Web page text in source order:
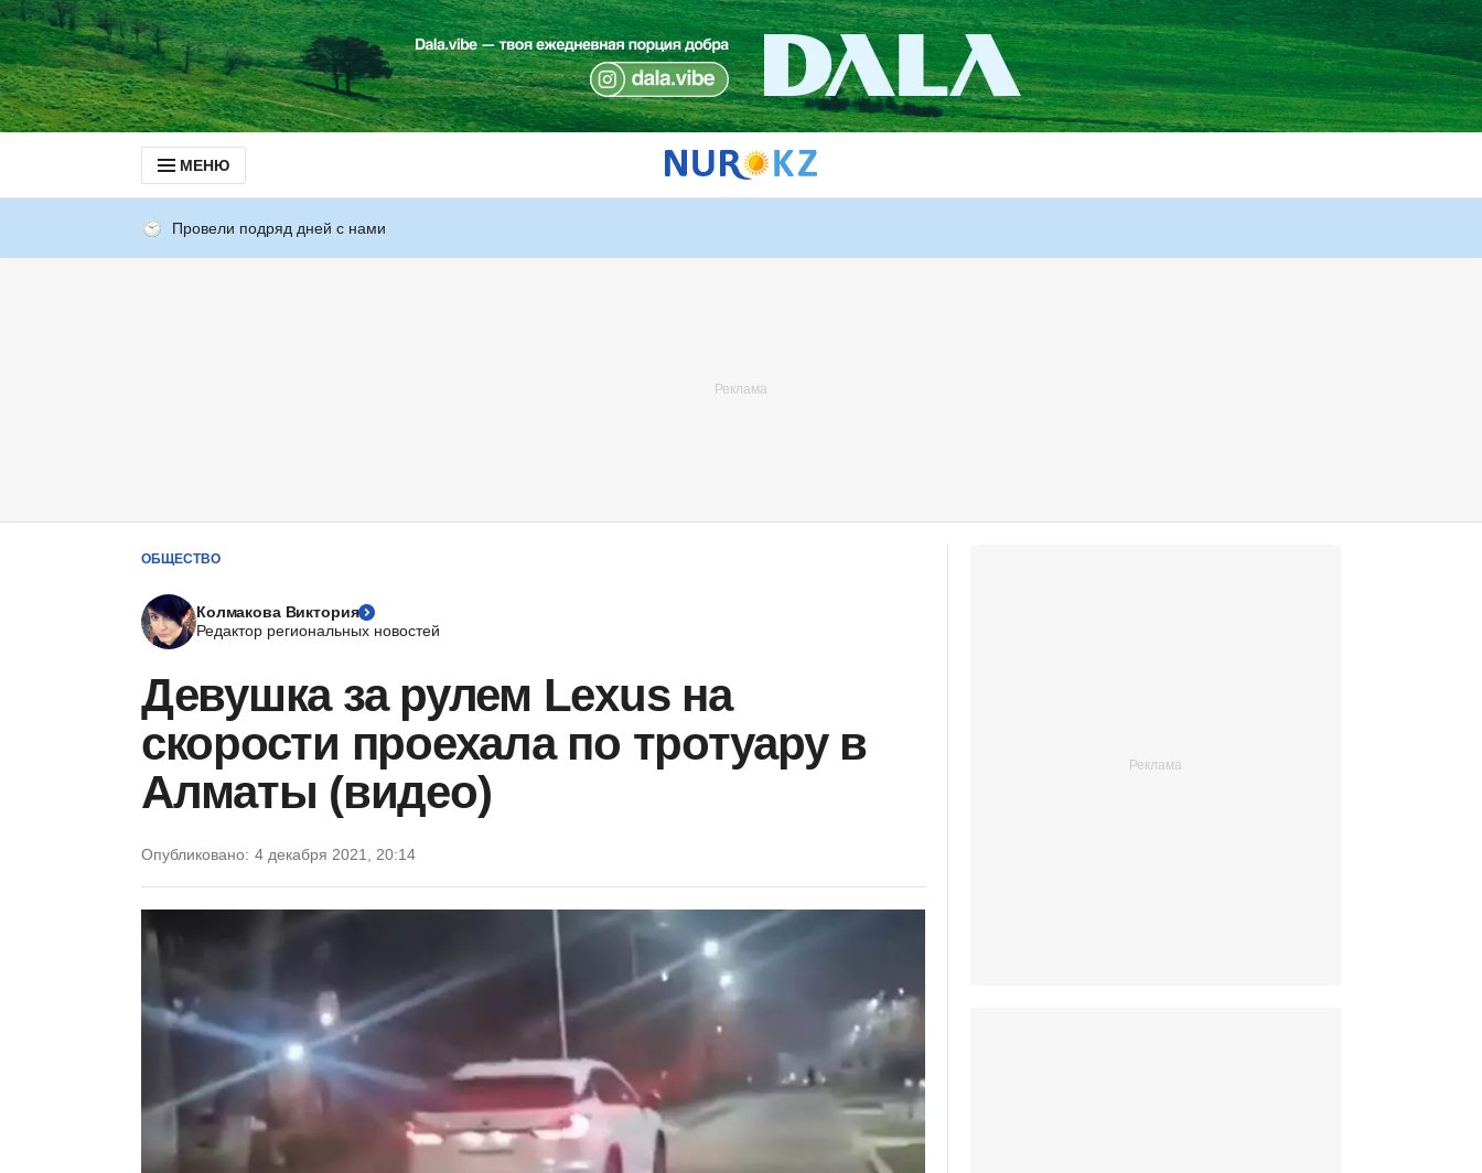
МЕНЮ
Провели подряд дней с нами
ОБЩЕСТВО
Колмакова Виктория
Редактор региональных новостей
Девушка за рулем Lexus на
скорости проехала по тротуару в
Алматы (видео)
Опубликовано: 4 декабря 2021, 20:14